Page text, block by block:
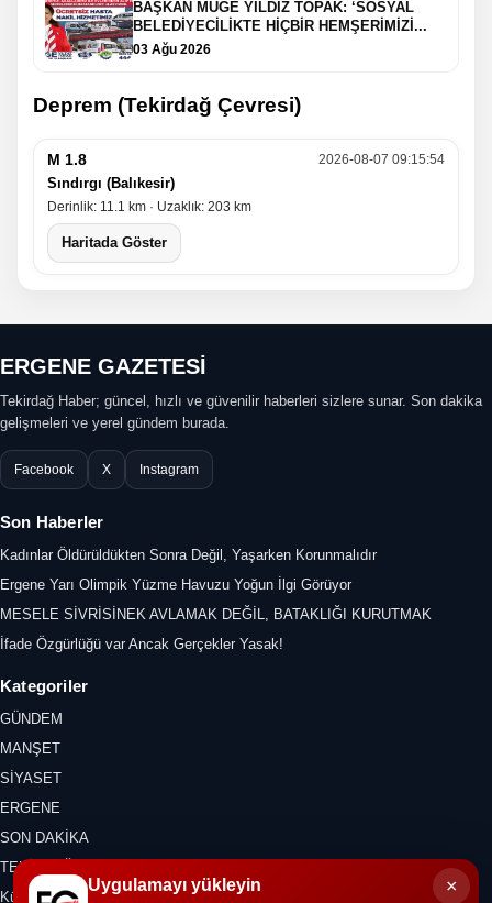
BAŞKAN MÜGE YILDIZ TOPAK: ‘SOSYAL
BELEDİYECİLİKTE HİÇBİR HEMŞERİMİZİ...
03 Ağu 2026
Deprem (Tekirdağ Çevresi)
M 1.8 2026-08-07 09:15:54
Sındırgı (Balıkesir)
Derinlik: 11.1 km · Uzaklık: 203 km
Haritada Göster
ERGENE GAZETESİ
Tekirdağ Haber; güncel, hızlı ve güvenilir haberleri sizlere sunar. Son dakika
gelişmeleri ve yerel gündem burada.
Facebook X Instagram
Son Haberler
Kadınlar Öldürüldükten Sonra Değil, Yaşarken Korunmalıdır
Ergene Yarı Olimpik Yüzme Havuzu Yoğun İlgi Görüyor
MESELE SİVRİSİNEK AVLAMAK DEĞİL, BATAKLIĞI KURUTMAK
İfade Özgürlüğü var Ancak Gerçekler Yasak!
Kategoriler
GÜNDEM
MANŞET
SİYASET
ERGENE
SON DAKİKA
TEKİRDAĞ
Kültür Sanat
×
Uygulamayı yükleyin